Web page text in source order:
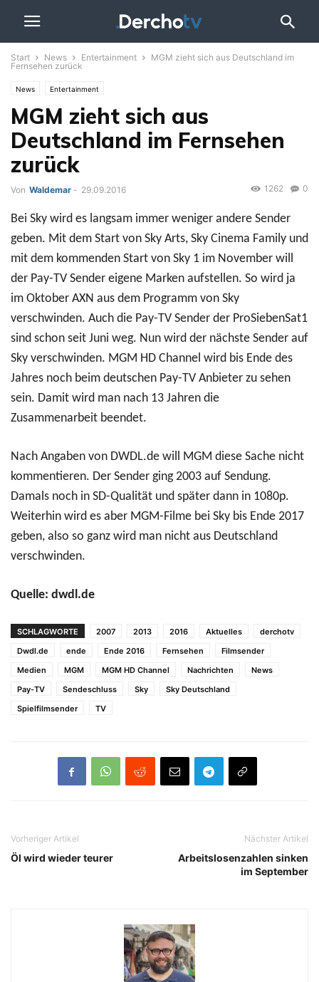
Start News Entertainment
MGM zieht sich aus Deutschland im
Fernsehen zurück
News Entertainment
MGM zieht sich aus
Deutschland im Fernsehen
zurück
Von Waldemar - 29.09.2016 0
1262
Bei Sky wird es langsam immer weniger andere Sender
geben. Mit dem Start von Sky Arts, Sky Cinema Family und
mit dem kommenden Start von Sky 1 im November will
der Pay-TV Sender eigene Marken aufstellen. So wird ja
im Oktober AXN aus dem Programm von Sky
verschwinden. Auch die Pay-TV Sender der ProSiebenSat1
sind schon seit Juni weg. Nun wird der nächste Sender auf
Sky verschwinden. MGM HD Channel wird bis Ende des
Jahres noch beim deutschen Pay-TV Anbieter zu sehen
sein. Damit wird man nach 13 Jahren die
Zusammenarbeit beendet.
Nach Angaben von DWDL.de will MGM diese Sache nicht
kommentieren. Der Sender ging 2003 auf Sendung.
Damals noch in SD-Qualität und später dann in 1080p.
Weiterhin wird es aber MGM-Filme bei Sky bis Ende 2017
geben, also so ganz wird man nicht aus Deutschland
verschwinden.
Quelle: dwdl.de
SCHLAGWORTE 2007 2013 2016 Aktuelles
derchotv
Dwdl.de
ende Ende 2016 Fernsehen
Filmsender
Medien
MGM MGM HD Channel Nachrichten
News
Pay-TV
Sendeschluss Sky
Sky Deutschland
Spielfilmsender
TV
Vorheriger Artikel
Öl wird wieder teurer
Nächster Artikel
Arbeitslosenzahlen sinken
im September